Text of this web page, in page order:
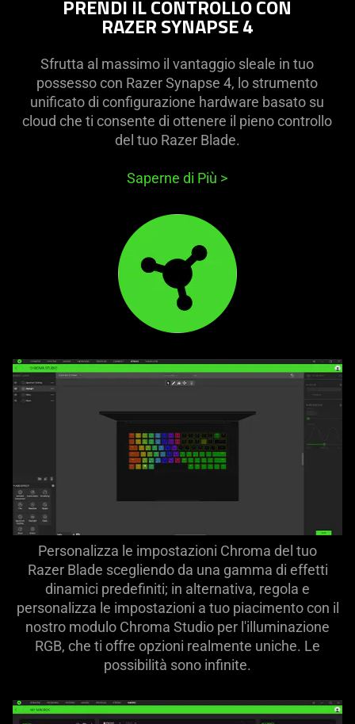
PRENDI IL CONTROLLO CON
RAZER SYNAPSE 4
Sfrutta al massimo il vantaggio sleale in tuo
possesso con Razer Synapse 4, lo strumento
unificato di configurazione hardware basato su
cloud che ti consente di ottenere il pieno controllo
del tuo Razer Blade.
Saperne di Più >
Personalizza le impostazioni Chroma del tuo
Razer Blade scegliendo da una gamma di effetti
dinamici predefiniti; in alternativa, regola e
personalizza le impostazioni a tuo piacimento con il
nostro modulo Chroma Studio per l'illuminazione
RGB, che ti offre opzioni realmente uniche. Le
possibilità sono infinite.